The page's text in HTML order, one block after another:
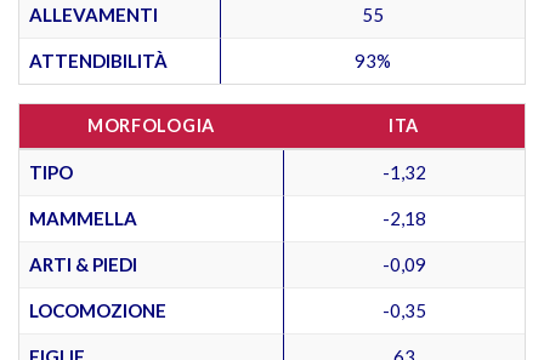
ALLEVAMENTI 55
ATTENDIBILITÀ 93%
MORFOLOGIA ITA
TIPO -1,32
MAMMELLA -2,18
ARTI & PIEDI -0,09
LOCOMOZIONE -0,35